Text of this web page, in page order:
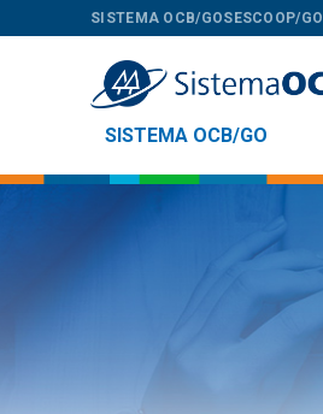
SISTEMA OCB/GOSESCOOP/GO
SISTEMA OCB/GO